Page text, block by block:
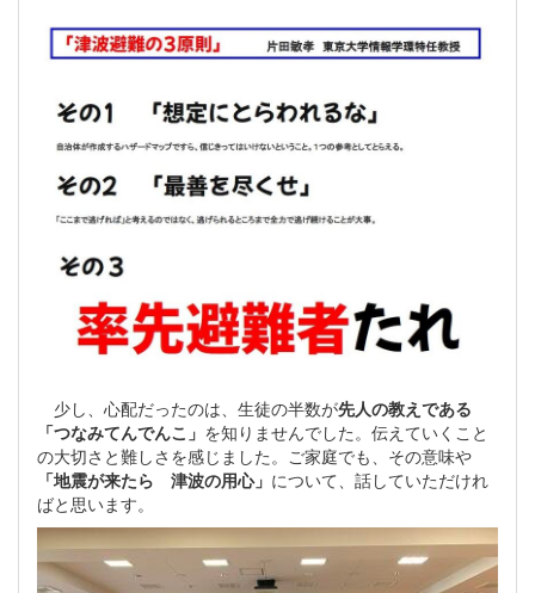
少し、心配だったのは、生徒の半数が先人の教えである
「つなみてんでんこ」 を知りませんでした。伝えていくこと
の大切さと難しさを感じました。ご家庭でも、その意味や
「地震が来たら 津波の用心」 について、話していただけれ
ばと思います。